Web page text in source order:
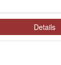
Details